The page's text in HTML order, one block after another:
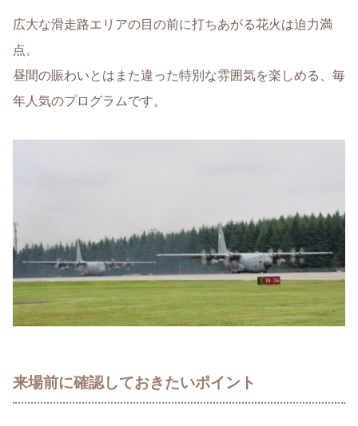
広大な滑走路エリアの目の前に打ちあがる花火は迫力満
点。
昼間の賑わいとはまた違った特別な雰囲気を楽しめる、毎
年人気のプログラムです。
来場前に確認しておきたいポイント